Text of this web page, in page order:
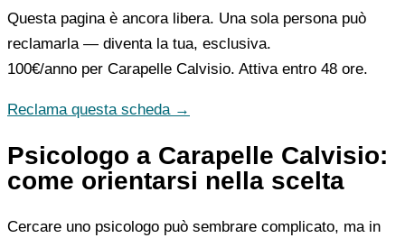
Questa pagina è ancora libera. Una sola persona può
reclamarla — diventa la tua, esclusiva.
100€/anno per Carapelle Calvisio. Attiva entro 48 ore.
Reclama questa scheda →
Psicologo a Carapelle Calvisio:
come orientarsi nella scelta
Cercare uno psicologo può sembrare complicato, ma in